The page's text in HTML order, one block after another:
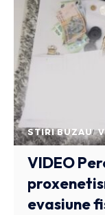
STIRI BUZAU
VIDEO
evasiune